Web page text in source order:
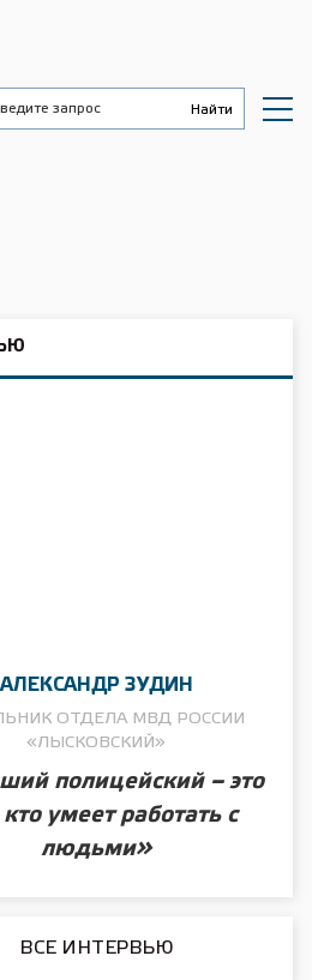
АЛЕКСАНДР ЗУДИН
ОТДЕЛА МВД РОССИИ
«ЛЫСКОВСКИЙ»
полицейский – это
кто умеет работать с
людьми»
ВСЕ ИНТЕРВЬЮ